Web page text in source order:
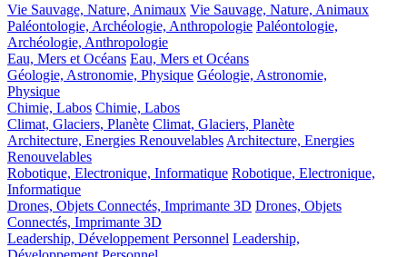
Vie Sauvage, Nature, Animaux Vie Sauvage, Nature, Animaux
Paléontologie, Archéologie, Anthropologie Paléontologie,
Archéologie, Anthropologie
Eau, Mers et Océans Eau, Mers et Océans
Géologie, Astronomie, Physique Géologie, Astronomie,
Physique
Chimie, Labos Chimie, Labos
Climat, Glaciers, Planète Climat, Glaciers, Planète
Architecture, Energies Renouvelables Architecture, Energies
Renouvelables
Robotique, Electronique, Informatique Robotique, Electronique,
Informatique
Drones, Objets Connectés, Imprimante 3D Drones, Objets
Connectés, Imprimante 3D
Leadership, Développement Personnel Leadership,